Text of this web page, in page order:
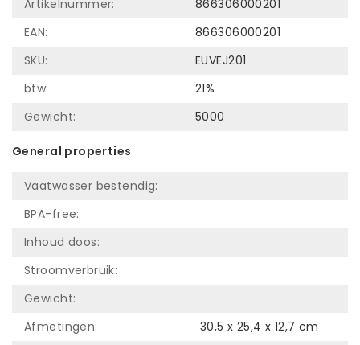
Artikelnummer:
866306000201
EAN:
866306000201
SKU:
EUVEJ201
btw:
21%
Gewicht:
5000
General properties
Vaatwasser bestendig:
BPA-free:
Inhoud doos:
Stroomverbruik:
Gewicht:
Afmetingen:
30,5 x 25,4 x 12,7 cm